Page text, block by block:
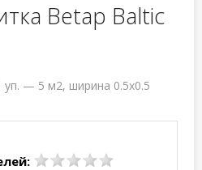
Betap Baltic
уп. — 5 м2, ширина 0.5x0.5